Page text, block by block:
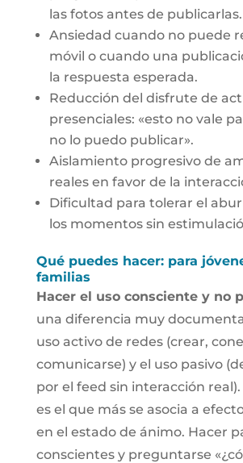
las fotos antes de publicarlas.
Ansiedad cuando no puede
móvil o cuando una
la respuesta esperada.
Reducción del disfrute de
presenciales: «esto no vale
no lo puedo publicar».
Aislamiento progresivo de
reales en favor de la
Dificultad para tolerar el
los momentos sin
Qué puedes hacer: para
familias
Hacer el uso consciente y no
una diferencia muy
uso activo de redes (crear,
comunicarse) y el uso pasivo
por el feed sin interacción
es el que más se asocia a
en el estado de ánimo. Hacer
conscientes y preguntarse